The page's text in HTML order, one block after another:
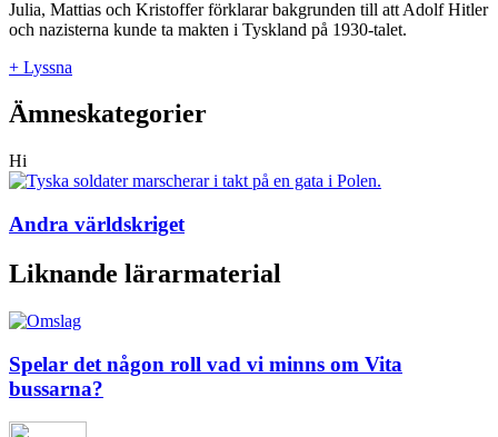
Julia, Mattias och Kristoffer förklarar bakgrunden till att Adolf Hitler
och nazisterna kunde ta makten i Tyskland på 1930-talet.
+ Lyssna
Ämneskategorier
Hi
Andra världskriget
Liknande lärarmaterial
Spelar det någon roll vad vi minns om Vita
bussarna?